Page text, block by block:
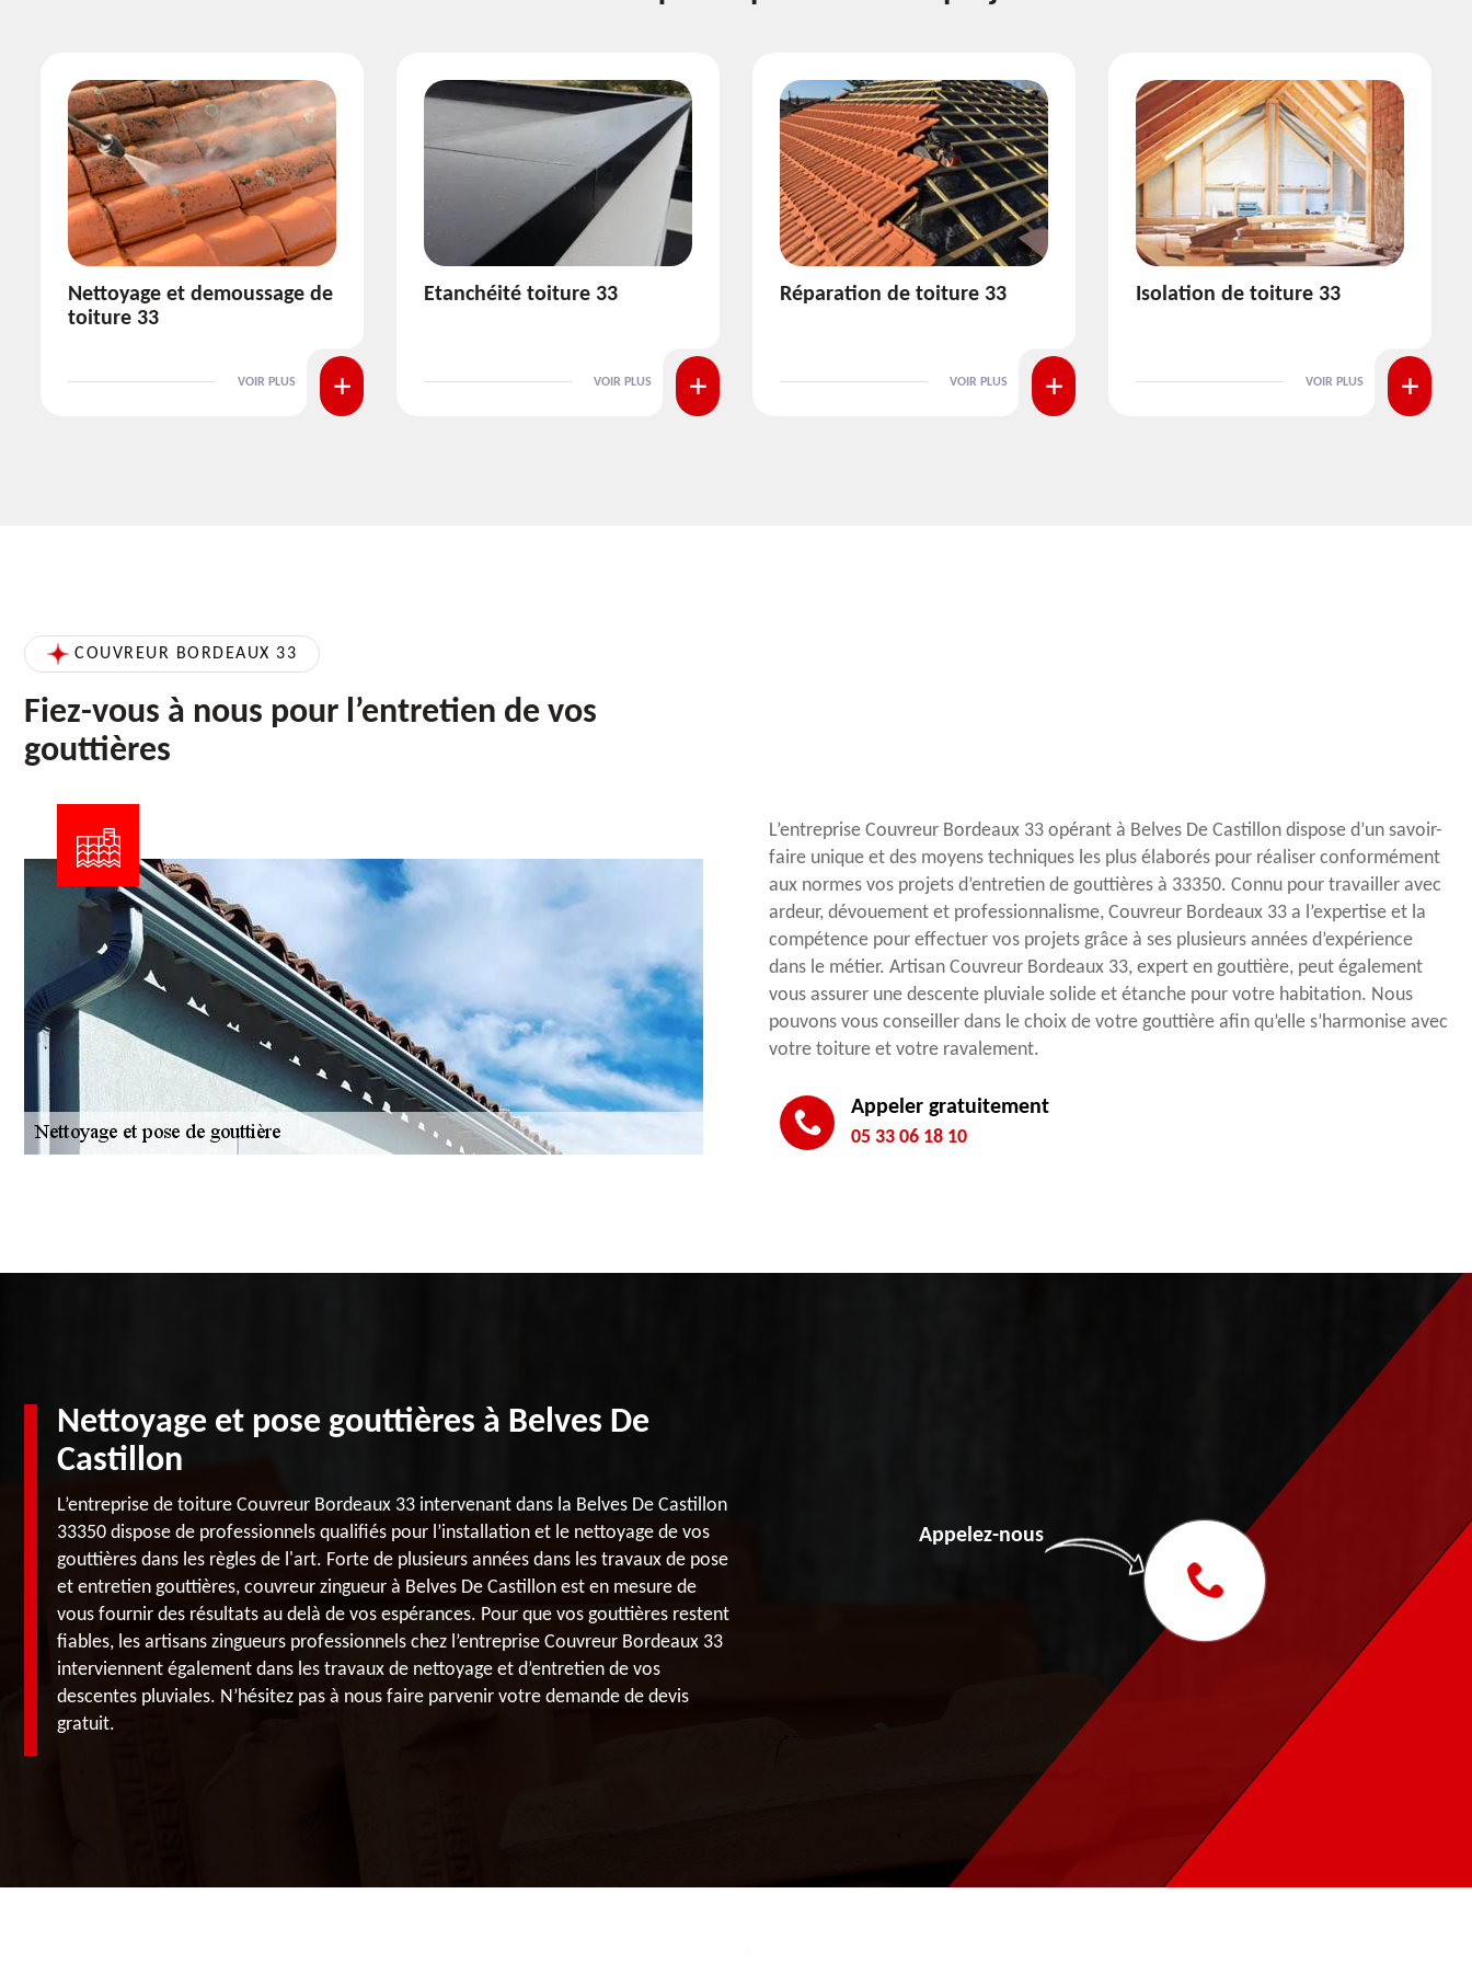
Etanchéité toiture 33
VOIR PLUS
Réparation de toiture 33
VOIR PLUS
Isolation de toiture 33
VOIR PLUS
Pose et nettoyage de
VOIR PLUS
COUVREUR BORDEAUX 33
Fiez-vous à nous pour l’entretien de vos
gouttières
L’entreprise Couvreur Bordeaux 33 opérant à Belves De Castillon dispose d’un savoir-
faire unique et des moyens techniques les plus élaborés pour réaliser conformément
aux normes vos projets d’entretien de gouttières à 33350. Connu pour travailler avec
ardeur, dévouement et professionnalisme, Couvreur Bordeaux 33 a l’expertise et la
compétence pour effectuer vos projets grâce à ses plusieurs années d’expérience
dans le métier. Artisan Couvreur Bordeaux 33, expert en gouttière, peut également
vous assurer une descente pluviale solide et étanche pour votre habitation. Nous
pouvons vous conseiller dans le choix de votre gouttière afin qu’elle s’harmonise avec
votre toiture et votre ravalement.
Appeler gratuitement
05 33 06 18 10
Nettoyage et pose gouttières à Belves De
Castillon
L’entreprise de toiture Couvreur Bordeaux 33 intervenant dans la Belves De Castillon
33350 dispose de professionnels qualifiés pour l’installation et le nettoyage de vos
gouttières dans les règles de l'art. Forte de plusieurs années dans les travaux de pose
et entretien gouttières, couvreur zingueur à Belves De Castillon est en mesure de
vous fournir des résultats au delà de vos espérances. Pour que vos gouttières restent
fiables, les artisans zingueurs professionnels chez l’entreprise Couvreur Bordeaux 33
interviennent également dans les travaux de nettoyage et d’entretien de vos
descentes pluviales. N’hésitez pas à nous faire parvenir votre demande de devis
gratuit.
Appelez-nous